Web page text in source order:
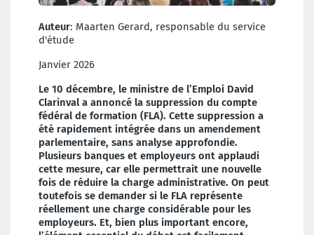
Auteur: Maarten Gerard, responsable du service
d'étude
Janvier 2026
Le 10 décembre, le ministre de l’Emploi David
Clarinval a annoncé la suppression du compte
fédéral de formation (FLA). Cette suppression a
été rapidement intégrée dans un amendement
parlementaire, sans analyse approfondie.
Plusieurs banques et employeurs ont applaudi
cette mesure, car elle permettrait une nouvelle
fois de réduire la charge administrative. On peut
toutefois se demander si le FLA représente
réellement une charge considérable pour les
employeurs. Et, bien plus important encore,